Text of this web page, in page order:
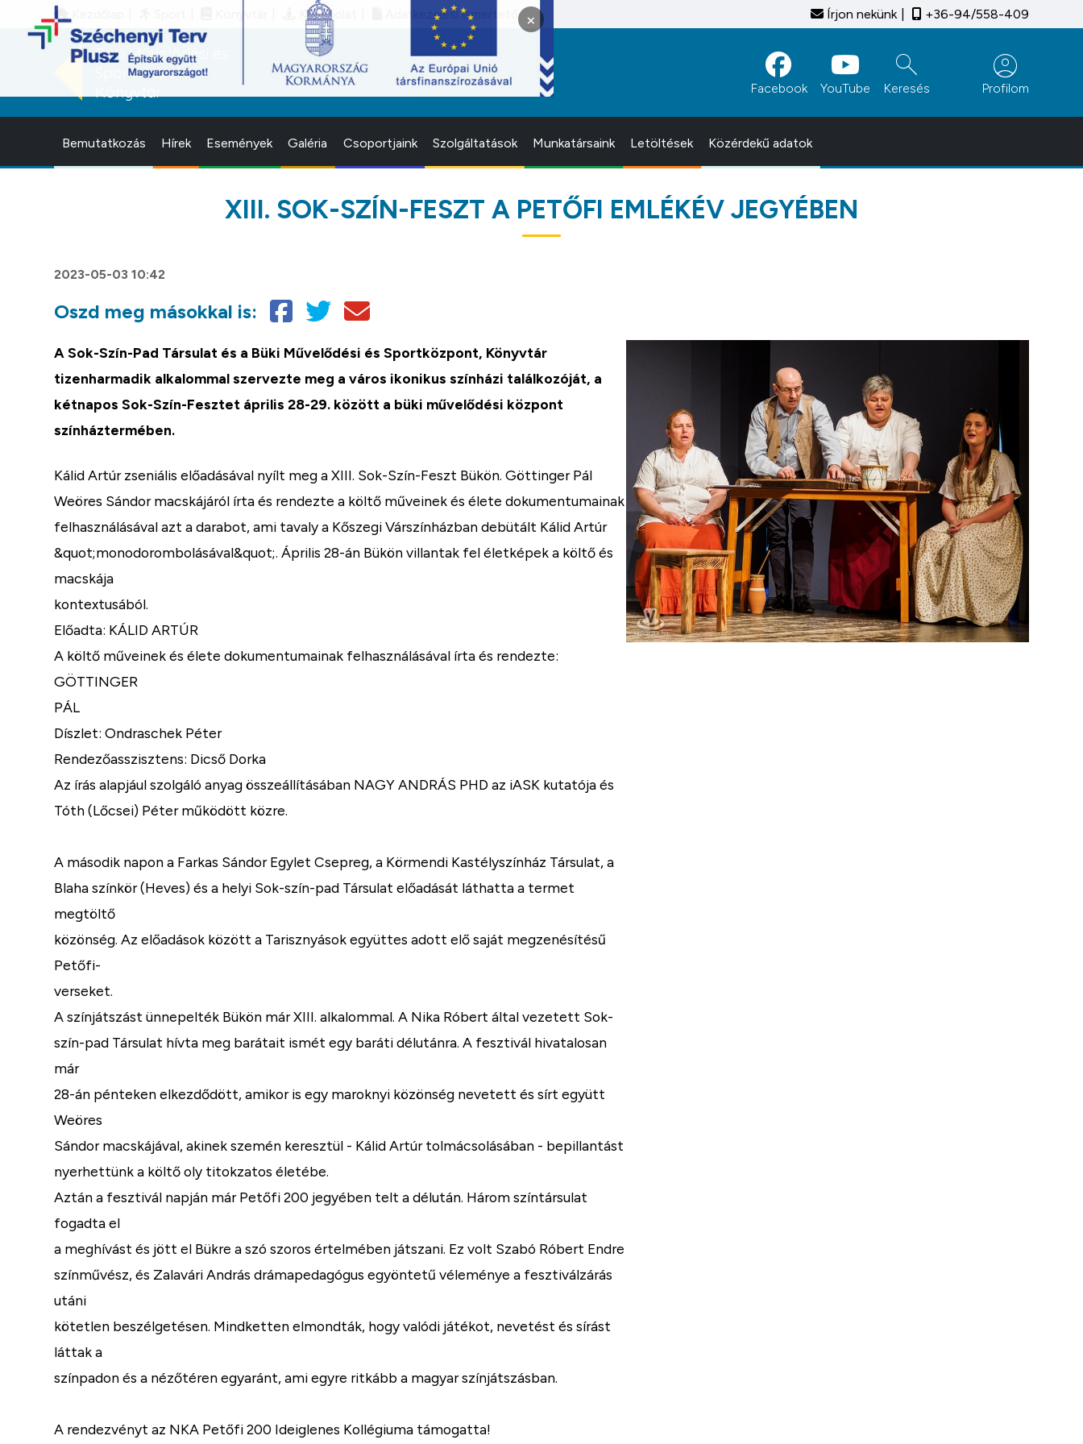
×
Kapcsolat Adatkezelési ismertető Írjon nekünk +36-94/558-409
Büki Művelődési és
Sportközpont,
Könyvtár
Facebook YouTube
search
Keresés
account_circle
Profilom
Bemutatkozás Hírek Események Galéria Csoportjaink Szolgáltatások Munkatársaink Letöltések Közérdekű adatok
XIII. SOK-SZÍN-FESZT A PETŐFI EMLÉKÉV JEGYÉBEN
2023-05-03 10:42
Oszd meg másokkal is:
A Sok-Szín-Pad Társulat és a Büki Művelődési és Sportközpont, Könyvtár
tizenharmadik alkalommal szervezte meg a város ikonikus színházi találkozóját, a
kétnapos Sok-Szín-Fesztet április 28-29. között a büki művelődési központ
színháztermében.
Kálid Artúr zseniális előadásával nyílt meg a XIII. Sok-Szín-Feszt Bükön. Göttinger Pál
Weöres Sándor macskájáról írta és rendezte a költő műveinek és élete dokumentumainak
felhasználásával azt a darabot, ami tavaly a Kőszegi Várszínházban debütált Kálid Artúr
&quot;monodorombolásával&quot;. Április 28-án Bükön villantak fel életképek a költő és
macskája
kontextusából.
Előadta: KÁLID ARTÚR
A költő műveinek és élete dokumentumainak felhasználásával írta és rendezte:
GÖTTINGER
PÁL
Díszlet: Ondraschek Péter
Rendezőasszisztens: Dicső Dorka
Az írás alapjául szolgáló anyag összeállításában NAGY ANDRÁS PHD az iASK kutatója és
Tóth (Lőcsei) Péter működött közre.
A második napon a Farkas Sándor Egylet Csepreg, a Körmendi Kastélyszínház Társulat, a
Blaha színkör (Heves) és a helyi Sok-szín-pad Társulat előadását láthatta a termet
megtöltő
közönség. Az előadások között a Tarisznyások együttes adott elő saját megzenésítésű
Petőfi-
verseket.
A színjátszást ünnepelték Bükön már XIII. alkalommal. A Nika Róbert által vezetett Sok-
szín-pad Társulat hívta meg barátait ismét egy baráti délutánra. A fesztivál hivatalosan
már
28-án pénteken elkezdődött, amikor is egy maroknyi közönség nevetett és sírt együtt
Weöres
Sándor macskájával, akinek szemén keresztül - Kálid Artúr tolmácsolásában - bepillantást
nyerhettünk a költő oly titokzatos életébe.
Aztán a fesztivál napján már Petőfi 200 jegyében telt a délután. Három színtársulat
fogadta el
a meghívást és jött el Bükre a szó szoros értelmében játszani. Ez volt Szabó Róbert Endre
színművész, és Zalavári András drámapedagógus egyöntetű véleménye a fesztiválzárás
utáni
kötetlen beszélgetésen. Mindketten elmondták, hogy valódi játékot, nevetést és sírást
láttak a
színpadon és a nézőtéren egyaránt, ami egyre ritkább a magyar színjátszásban.
A rendezvényt az NKA Petőfi 200 Ideiglenes Kollégiuma támogatta!